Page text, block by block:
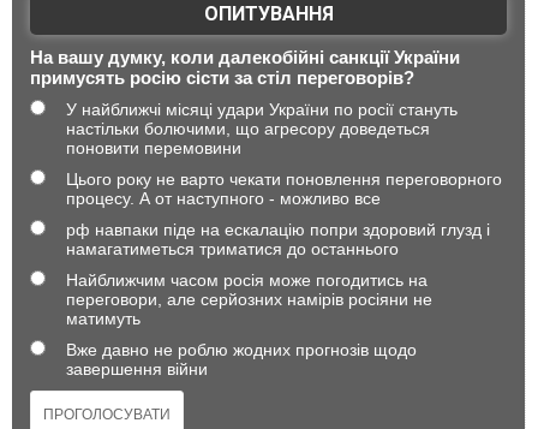
ОПИТУВАННЯ
На вашу думку, коли далекобійні санкції України
примусять росію сісти за стіл переговорів?
У найближчі місяці удари України по росії стануть
настільки болючими, що агресору доведеться
поновити перемовини
Цього року не варто чекати поновлення переговорного
процесу. А от наступного - можливо все
рф навпаки піде на ескалацію попри здоровий глузд і
намагатиметься триматися до останнього
Найближчим часом росія може погодитись на
переговори, але серйозних намірів росіяни не
матимуть
Вже давно не роблю жодних прогнозів щодо
завершення війни